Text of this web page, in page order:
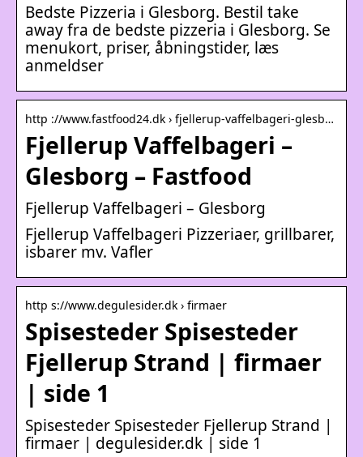
Bedste Pizzeria i Glesborg. Bestil take
away fra de bedste pizzeria i Glesborg. Se
menukort, priser, åbningstider, læs
anmeldser
http ://www.fastfood24.dk › fjellerup-vaffelbageri-glesb…
Fjellerup Vaffelbageri –
Glesborg – Fastfood
Fjellerup Vaffelbageri – Glesborg
Fjellerup Vaffelbageri Pizzeriaer, grillbarer,
isbarer mv. Vafler
http s://www.degulesider.dk › firmaer
Spisesteder Spisesteder
Fjellerup Strand | firmaer
| side 1
Spisesteder Spisesteder Fjellerup Strand |
firmaer | degulesider.dk | side 1